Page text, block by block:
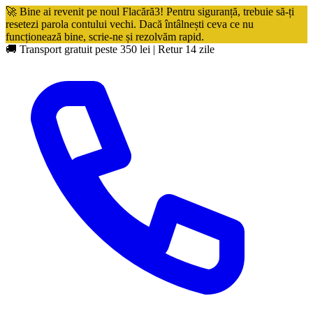
🚀 Bine ai revenit pe noul Flacără3! Pentru siguranță, trebuie să-ți
resetezi parola contului vechi. Dacă întâlnești ceva ce nu
funcționează bine, scrie-ne și rezolvăm rapid.
🚚 Transport gratuit peste 350 lei | Retur 14 zile